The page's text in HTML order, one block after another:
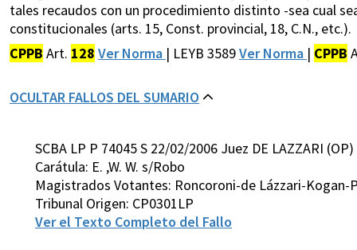
tales recaudos con un procedimiento distinto -sea cual
constitucionales (arts. 15, Const. provincial, 18, C.N., etc.).
CPPB Art. 128 Ver Norma | LEYB 3589Ver Norma | CPPB
OCULTAR FALLOS DEL SUMARIO
SCBA LP P 74045 S 22/02/2006 Juez DE LAZZARI (OP)
Carátula: E. ,W. W. s/Robo
Magistrados Votantes: Roncoroni-de Lázzari-
Tribunal Origen: CP0301LP
Ver el Texto Completo del Fallo